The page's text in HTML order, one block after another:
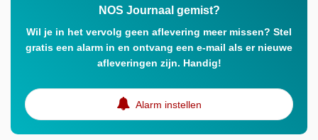
NOS Journaal gemist?
Wil je in het vervolg geen aflevering meer missen? Stel
gratis een alarm in en ontvang een e-mail als er nieuwe
afleveringen zijn. Handig!
Alarm instellen